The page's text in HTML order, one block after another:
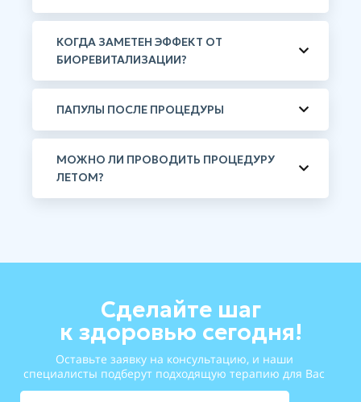
КОГДА ЗАМЕТЕН ЭФФЕКТ ОТ
БИОРЕВИТАЛИЗАЦИИ?
ПАПУЛЫ ПОСЛЕ ПРОЦЕДУРЫ
МОЖНО ЛИ ПРОВОДИТЬ ПРОЦЕДУРУ
ЛЕТОМ?
Сделайте шаг
к здоровью сегодня!
Оставьте заявку на консультацию, и наши
специалисты подберут подходящую терапию для Вас